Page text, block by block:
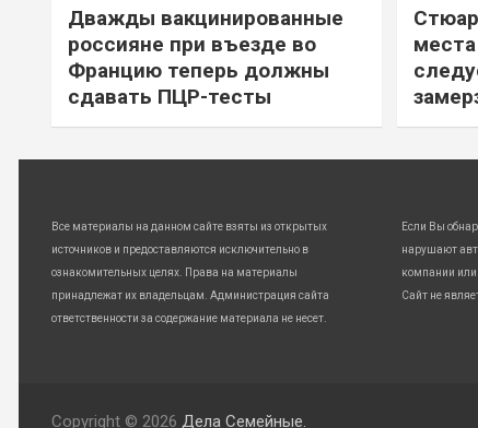
Дважды вакцинированные
россияне при въезде во
Францию теперь должны
сдавать ПЦР-тесты
Все материалы на данном сайте взяты из открытых
источников и предоставляются исключительно в
ознакомительных целях. Права на материалы
принадлежат их владельцам. Администрация сайта
ответственности за содержание материала не несет.
Если Вы
нарушают
компании или
Сайт не
Copyright © 2026 Дела Семейные.